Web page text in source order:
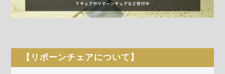
【リボーンチェアについて】